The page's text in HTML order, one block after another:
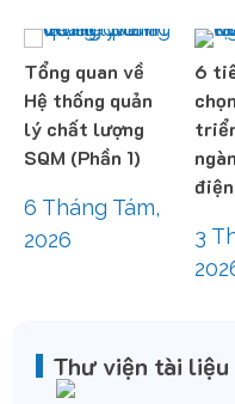
Tổng quan về
Hệ thống quản
lý chất lượng
SQM (Phần 1)
6 Tháng Tám,
2026
6
3
Thư viện tài liệu